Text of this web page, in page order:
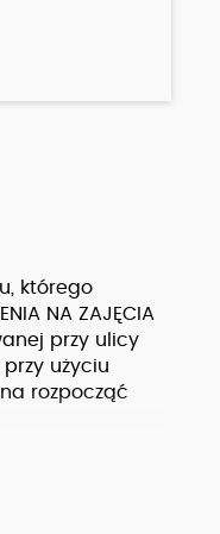
którego
NA ZAJĘCIA
przy ulicy
użyciu
rozpocząć